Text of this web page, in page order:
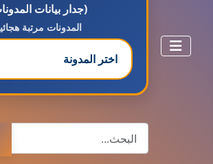
(جدار بيانات
المدونات مرتبة
اختر المدونة
البحث